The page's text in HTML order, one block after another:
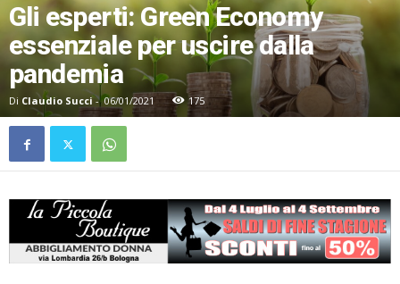
Gli esperti: Green Economy
essenziale per uscire dalla
pandemia
Di Claudio Succi- 06/01/2021 175